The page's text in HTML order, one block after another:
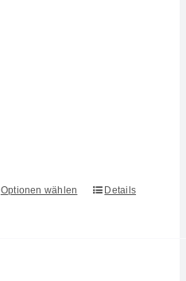
Optionen wählen Details